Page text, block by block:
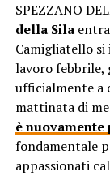
SPEZZANO
della Silaentra
Camigliatello si
lavoro
ufficialmente a
mattinata di
è
fondamentale
appassionati